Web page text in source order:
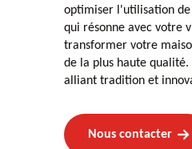
optimiser l'utilisation
qui résonne avec votre
transformer votre
de la plus haute
alliant tradition et
Nous contacter